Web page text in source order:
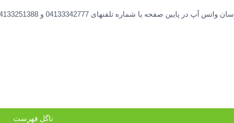
صفحه یا شماره تلفنهای 04133342777 و 04133251388 تماس بگیرید.
تاگل فهرست